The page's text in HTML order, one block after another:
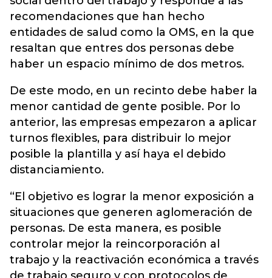
recomendaciones que han hecho
entidades de salud como la OMS, en la que
resaltan que entres dos personas debe
haber un espacio mínimo de dos metros.
De este modo, en un recinto debe haber la
menor cantidad de gente posible. Por lo
anterior, las empresas empezaron a aplicar
turnos flexibles, para distribuir lo mejor
posible la plantilla y así haya el debido
distanciamiento.
“El objetivo es lograr la menor exposición a
situaciones que generen aglomeración de
personas. De esta manera, es posible
controlar mejor la reincorporación al
trabajo y la reactivación económica a través